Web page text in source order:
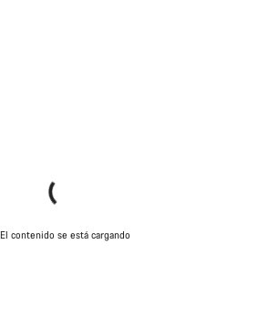
El contenido se está cargando